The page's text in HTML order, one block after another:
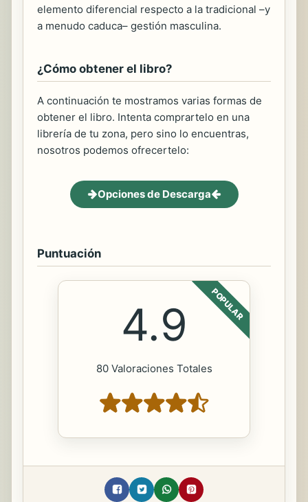
elemento diferencial respecto a la tradicional –y
a menudo caduca– gestión masculina.
¿Cómo obtener el libro?
A continuación te mostramos varias formas de
obtener el libro. Intenta comprartelo en una
librería de tu zona, pero sino lo encuentras,
nosotros podemos ofrecertelo:
Opciones de Descarga
Puntuación
POPULAR
4.9
80 Valoraciones Totales